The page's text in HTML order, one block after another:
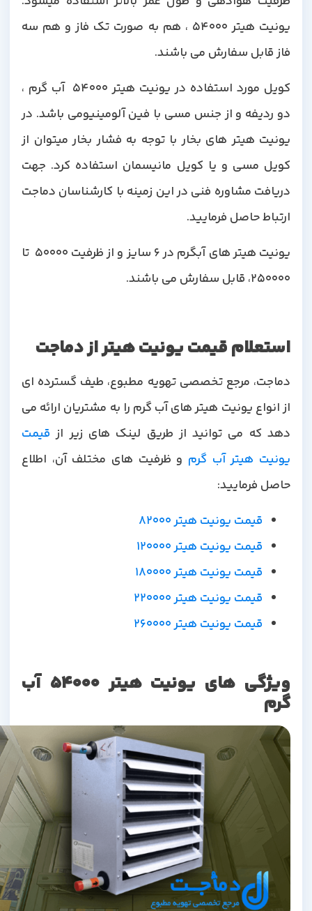
یونیت هیتر 54000 ، هم به صورت تک فاز و هم سه
فاز قابل سفارش می باشند.
کویل مورد استفاده در یونیت هیتر 54000 آب گرم ،
دو ردیفه و از جنس مسی با فین آلومینیومی باشد. در
یونیت هیتر های بخار با توجه به فشار بخار میتوان از
کویل مسی و یا کویل مانیسمان استفاده کرد. جهت
دریافت مشاوره فنی در این زمینه با کارشناسان دماجت
ارتباط حاصل فرمایید.
یونیت هیتر های آبگرم در 6 سایز و از ظرفیت 50000 تا
250000، قابل سفارش می باشند.
استعلام قیمت یونیت هیتر از دماجت
دماجت، مرجع تخصصی تهویه مطبوع، طیف گسترده ای
از انواع یونیت هیتر های آب گرم را به مشتریان ارائه می
دهد که می توانید از طریق لینک های زیر ازقیمت
یونیت هیتر آب گرم و ظرفیت های مختلف آن، اطلاع
حاصل فرمایید:
قیمت یونیت هیتر 82000
قیمت یونیت هیتر 120000
قیمت یونیت هیتر 180000
قیمت یونیت هیتر 220000
قیمت یونیت هیتر 260000
ویژگی های یونیت هیتر 54000 آب
گرم